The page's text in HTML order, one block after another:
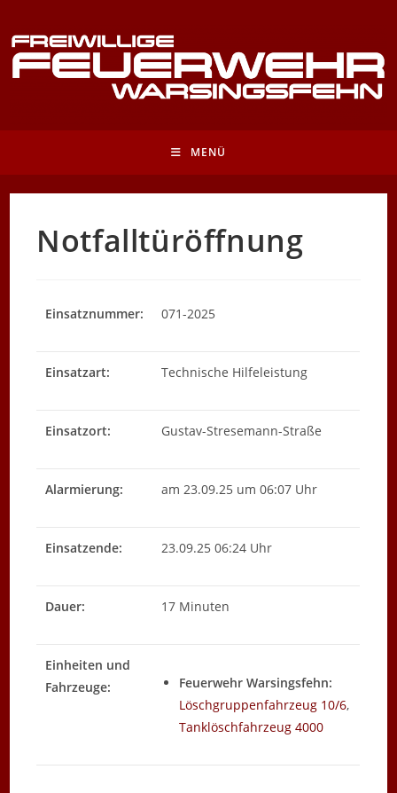
Inhalt
springen
MENÜ
Notfalltüröffnung
Einsatznummer: 071-2025
Einsatzart: Technische Hilfeleistung
Einsatzort: Gustav-Stresemann-Straße
Alarmierung: am 23.09.25 um 06:07 Uhr
Einsatzende: 23.09.25 06:24 Uhr
Dauer: 17 Minuten
Einheiten und
Fahrzeuge:
Feuerwehr Warsingsfehn:
Löschgruppenfahrzeug 10/6,
Tanklöschfahrzeug 4000